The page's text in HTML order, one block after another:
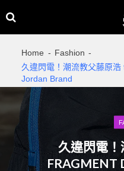
to
to
Home
Fashion
久違閃電！潮流教父藤原
Jordan Brand
久違閃電
FRAGMENT